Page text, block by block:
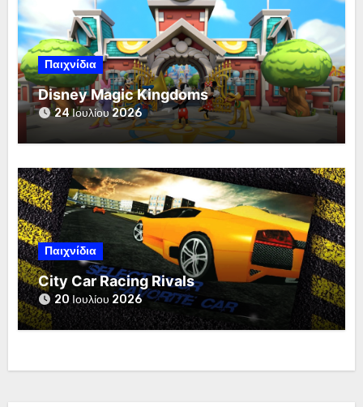
Παιχνίδια
Disney Magic Kingdoms
24 Ιουλίου 2026
Παιχνίδια
City Car Racing Rivals
20 Ιουλίου 2026